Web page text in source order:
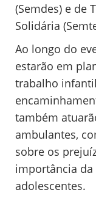
(Semdes) e de
Solidária
Ao longo do
estarão em
trabalho
também
ambulantes,
sobre os
importância
adolescentes.